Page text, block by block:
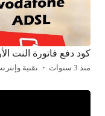
كود دفع فاتورة النت
منذ 3 سنوات تقنية